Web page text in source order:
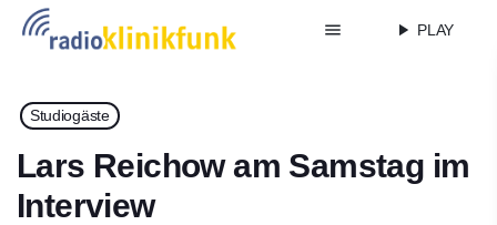
menu play_arrow PLAY
Studiogäste
Lars Reichow am Samstag im
Interview